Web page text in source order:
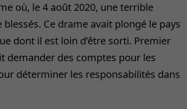
où, le 4 août 2020, une terrible
Ce drame avait plongé le pays
dont il est loin d’être sorti. Premier
demander des comptes pour les
déterminer les responsabilités dans